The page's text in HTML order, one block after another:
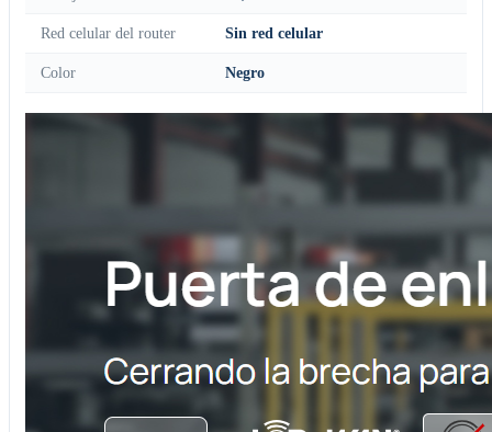
Red celular del router Sin red celular
Color Negro